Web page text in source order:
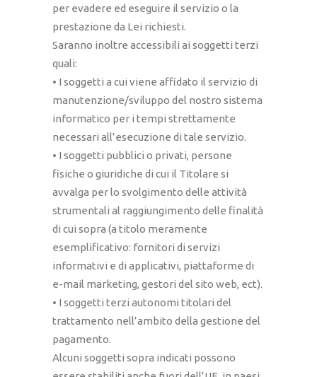
per evadere ed eseguire il servizio o la
prestazione da Lei richiesti.
Saranno inoltre accessibili ai soggetti terzi
quali:
• I soggetti a cui viene affidato il servizio di
manutenzione/sviluppo del nostro sistema
informatico per i tempi strettamente
necessari all’esecuzione di tale servizio.
• I soggetti pubblici o privati, persone
fisiche o giuridiche di cui il Titolare si
avvalga per lo svolgimento delle attività
strumentali al raggiungimento delle finalità
di cui sopra (a titolo meramente
esemplificativo: fornitori di servizi
informativi e di applicativi, piattaforme di
e-mail marketing, gestori del sito web, ect).
• I soggetti terzi autonomi titolari del
trattamento nell’ambito della gestione del
pagamento.
Alcuni soggetti sopra indicati possono